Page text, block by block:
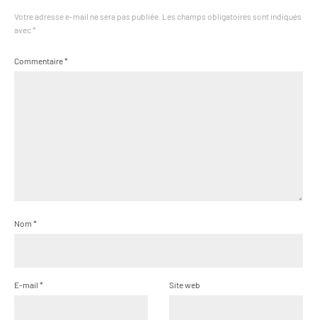
Votre adresse e-mail ne sera pas publiée. Les champs obligatoires sont indiqués
avec *
Commentaire*
Nom *
E-mail * Site web